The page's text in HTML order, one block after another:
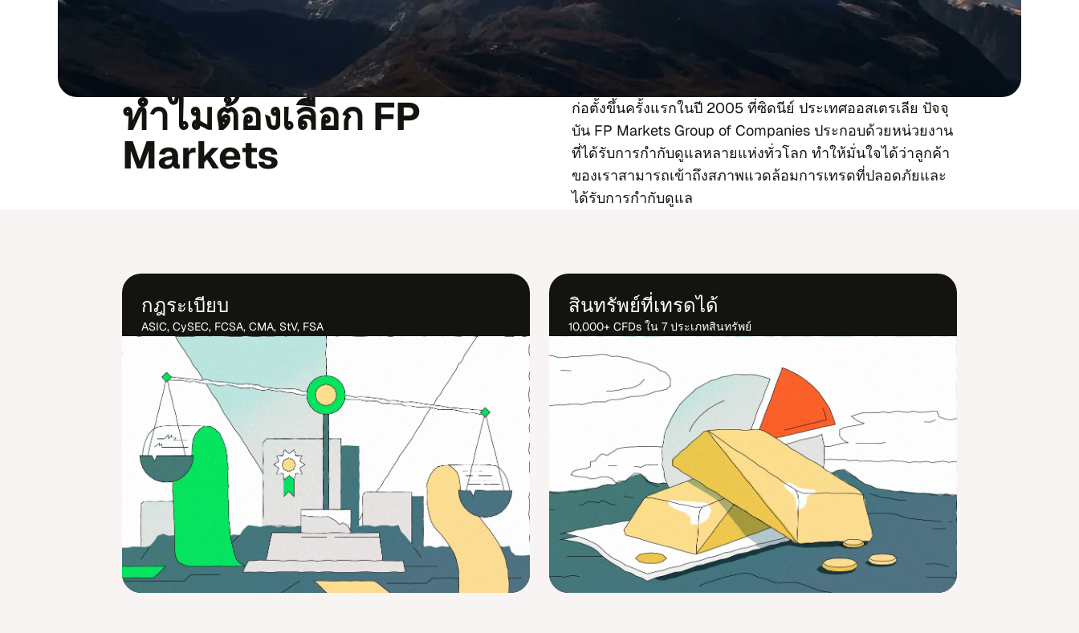
ทำ​ไม​ต้อง​เลือก FP
Markets
ก่อ​ตั้ง​ขึ้น​ครั้ง​แรก​ใน​ปี 2005 ที่​ซิด​นีย์ ประ​เทศออส​เตร​เลีย ปัจ​จุ​
บัน FP Markets Group of Companies ประ​กอบด้วย​หน่วย​งาน​
ที่​ได้รับ​การ​กำ​กับ​ดูแลหลาย​แห่ง​ทั่ว​โลก ทำ​ให้​มั่น​ใจ​ได้ว่า​ลูก​ค้า​
ของ​เรา​สา​มารถ​เข้า​ถึงสภาพแวด​ล้อม​การ​เทร​ด​ที่ปลอด​ภัย​และ​
ได้รับ​การ​กำ​กับ​ดู​แล
กฎระ​เบียบ
ASIC, CySEC, FCSA, CMA, StV, FSA
สิน​ทรัพย์ที่​เทรด​ได้
10,000+ CFDs ใน 7 ประ​เภท​สิน​ทรัพย์